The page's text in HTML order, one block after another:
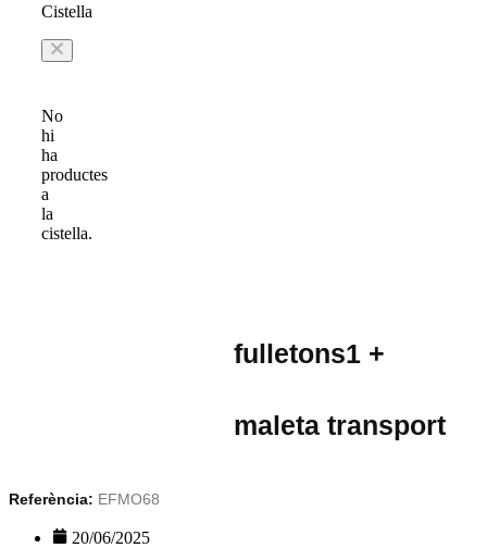
Cistella
No
hi
ha
productes
a
la
cistella.
fulletons1 +
maleta transport
Referència: EFMO68
20/06/2025